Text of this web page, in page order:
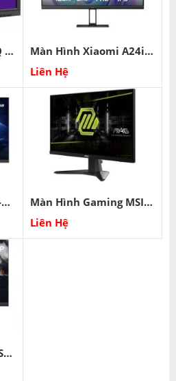
Màn hình LCD – BENQ – DL2020
Màn Hình Xiaomi A24i ELA5444EU 23.8 inch FHD IPS 100Hz 6ms
Liên Hệ
Màn Hình Dahua DHI-LM25-E231 25 inch FHD IPS 180Hz 1ms
Màn Hình Gaming MSI MAG 256F 24.5 inch FHD IPS 180Hz 1ms
Liên Hệ
Màn hình VSP IP2407SG 23.8 inch Full HD IPS 100Hz 1ms